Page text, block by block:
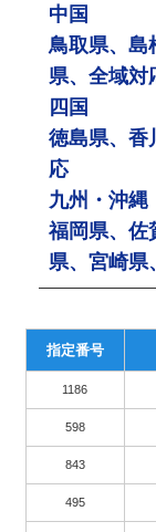
中国
鳥取県、島
県、全域対
四国
徳島県、香
応
九州・沖縄
福岡県、佐
県、宮崎県
指定番号
1186
598
843
495